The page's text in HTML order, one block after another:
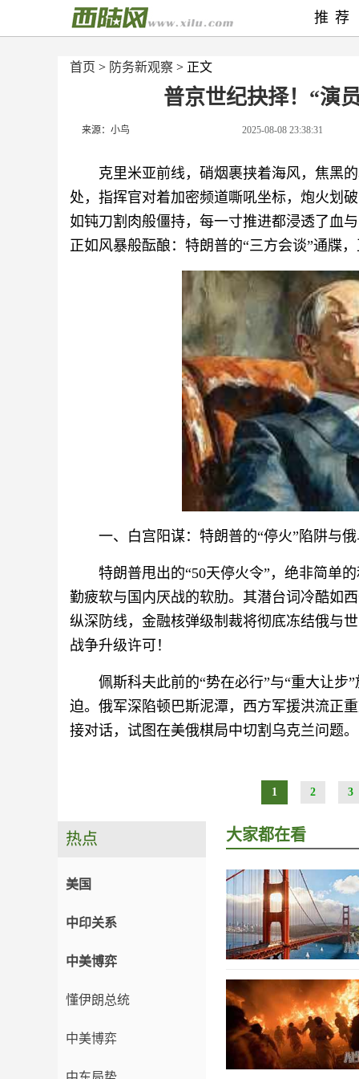
首页 > 防务新观察 > 正文
普京世纪抉择！“演
来源：小鸟 2025-08-08 23:38:31
克里米亚前线，硝烟裹挟着海风，焦黑
处，指挥官对着加密频道嘶吼坐标，炮火
如钝刀割肉般僵持，每一寸推进都浸透了血
正如风暴般酝酿：特朗普的“三方会谈”通牒
一、白宫阳谋：特朗普的“停火”陷阱与
特朗普甩出的“50天停火令”，绝非简单
勤疲软与国内厌战的软肋。其潜台词冷酷如
纵深防线，金融核弹级制裁将彻底冻结俄与
战争升级许可！
佩斯科夫此前的“势在必行”与“重大让
迫。俄军深陷顿巴斯泥潭，西方军援洪流正
接对话，试图在美俄棋局中切割乌克兰问题。
1 2 3
推荐
热点
美国
中印关系
中美博弈
懂伊朗总统
中美博弈
大家都在看